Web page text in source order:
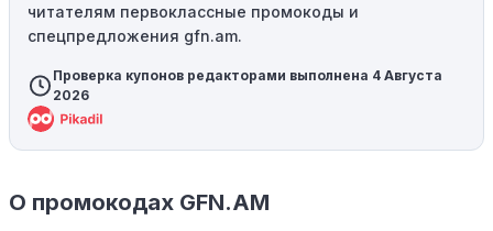
читателям первоклассные промокоды и
спецпредложения gfn.am.
Проверка купонов редакторами выполнена 4 Августа
2026
О промокодах GFN.AM